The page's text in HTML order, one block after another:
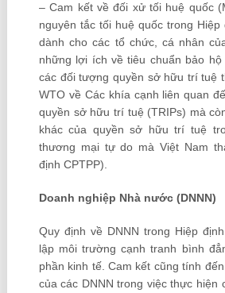
– Cam kết về đối xử tối huệ quốc
nguyên tắc tối huệ quốc trong
dành cho các tổ chức, cá nhân
những lợi ích về tiêu chuẩn bảo
các đối tượng quyền sở hữu trí tuệ
WTO về Các khía cạnh liên quan
quyền sở hữu trí tuệ (TRIPs) mà
khác của quyền sở hữu trí tuệ
thương mại tự do mà Việt Nam
định CPTPP).
Doanh nghiệp Nhà nước (DNNN)
Quy định về DNNN trong Hiệp
lập môi trường cạnh tranh bình
phần kinh tế. Cam kết cũng tính
của các DNNN trong việc thực hiện